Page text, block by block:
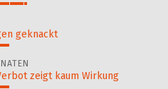
geknackt
zeigt kaum Wirkung